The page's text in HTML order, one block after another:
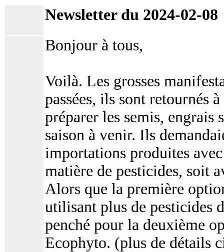
Newsletter du 2024-02-08
Bonjour à tous,
Voilà. Les grosses
passées, ils sont retournés
préparer les semis, engrais
saison à venir. Ils
importations produites
matière de pesticides, soit
Alors que la première
utilisant plus de pesticides
penché pour la deuxième
Ecophyto. (plus de détails